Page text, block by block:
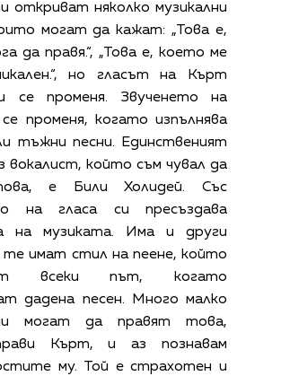
откриват няколко музикални
могат да кажат: „Това е,
да правя.“, „Това е, което ме
но гласът на Кърт
се променя. Звученето на
променя, когато изпълнява
тъжни песни. Единственият
вокалист, който съм чувал да
е Били Холидей. Със
на гласа си пресъздава
на музиката. Има и други
те имат стил на пеене, който
всеки път, когато
дадена песен. Много малко
могат да правят това,
Кърт, и аз познавам
му. Той е страхотен и